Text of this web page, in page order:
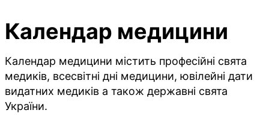
Календар медицини
Календар медицини містить професійні свята
медиків, всесвітні дні медицини, ювілейні дати
видатних медиків а також державні свята
України.